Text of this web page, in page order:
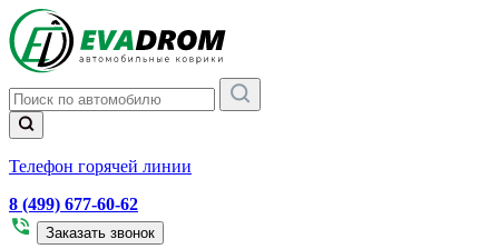
Телефон горячей линии
8 (499) 677-60-62
Заказать звонок